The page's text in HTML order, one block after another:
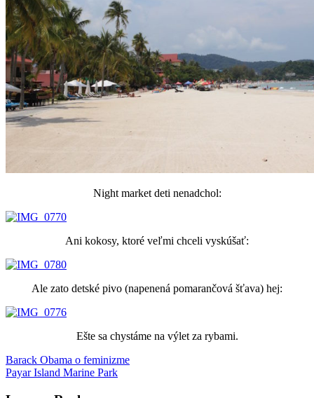
Night market deti nenadchol:
Ani kokosy, ktoré veľmi chceli vyskúšať:
Ale zato detské pivo (napenená pomarančová šťava) hej:
Ešte sa chystáme na výlet za rybami.
LangkawiMalajziapotulkyvýlet
s
Post
navigation
Previous
Post:
Barack Obama o feminizme
Next
Payar Island Marine Park